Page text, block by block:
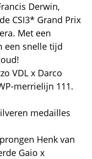
Derwin,
CSI3* Grand Prix
Met een
een snelle tijd
VDL x Darco
merrielijn 111.
medailles
Henk van
Gaio x